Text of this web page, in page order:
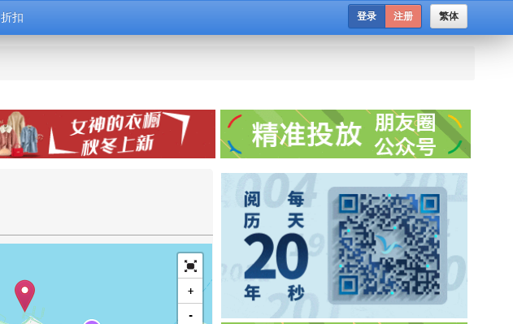
折扣 繁体
登录 注册
+
-